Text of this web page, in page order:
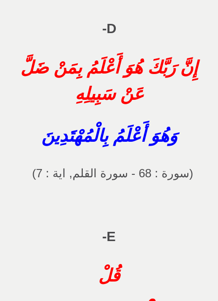
D-
إِنَّ رَبَّكَ هُوَ أَعْلَمُ بِمَنْ ضَلَّ
عَنْ سَبِيلِهِ
وَهُوَ أَعْلَمُ بِالْمُهْتَدِينَ
(سورة : 68 - سورة القلم, اية : 7)
E-
قُلْ